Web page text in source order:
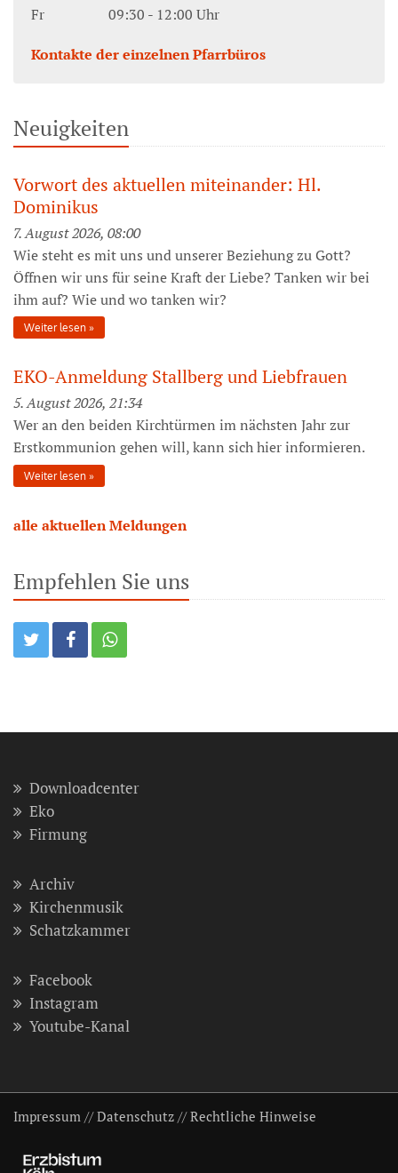
Fr 09:30 - 12:00 Uhr
Kontakte der einzelnen Pfarrbüros
Neuigkeiten
Vorwort des aktuellen miteinander: Hl.
Dominikus
7. August 2026, 08:00
Wie steht es mit uns und unserer Beziehung zu Gott?
Öffnen wir uns für seine Kraft der Liebe? Tanken wir bei
ihm auf? Wie und wo tanken wir?
Weiter lesen
EKO-Anmeldung Stallberg und Liebfrauen
5. August 2026, 21:34
Wer an den beiden Kirchtürmen im nächsten Jahr zur
Erstkommunion gehen will, kann sich hier informieren.
Weiter lesen
alle aktuellen Meldungen
Empfehlen Sie uns
Downloadcenter
Eko
Firmung
Archiv
Kirchenmusik
Schatzkammer
Facebook
Instagram
Youtube-Kanal
Impressum //Datenschutz //Rechtliche Hinweise